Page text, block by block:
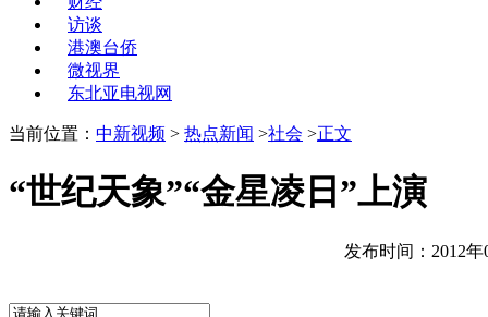
访谈
港澳台侨
微视界
东北亚电视网
当前位置： 中新视频 > 热点新闻 >社会 >正文
“世纪天象”“金星凌日”上演
发布时间：2012年